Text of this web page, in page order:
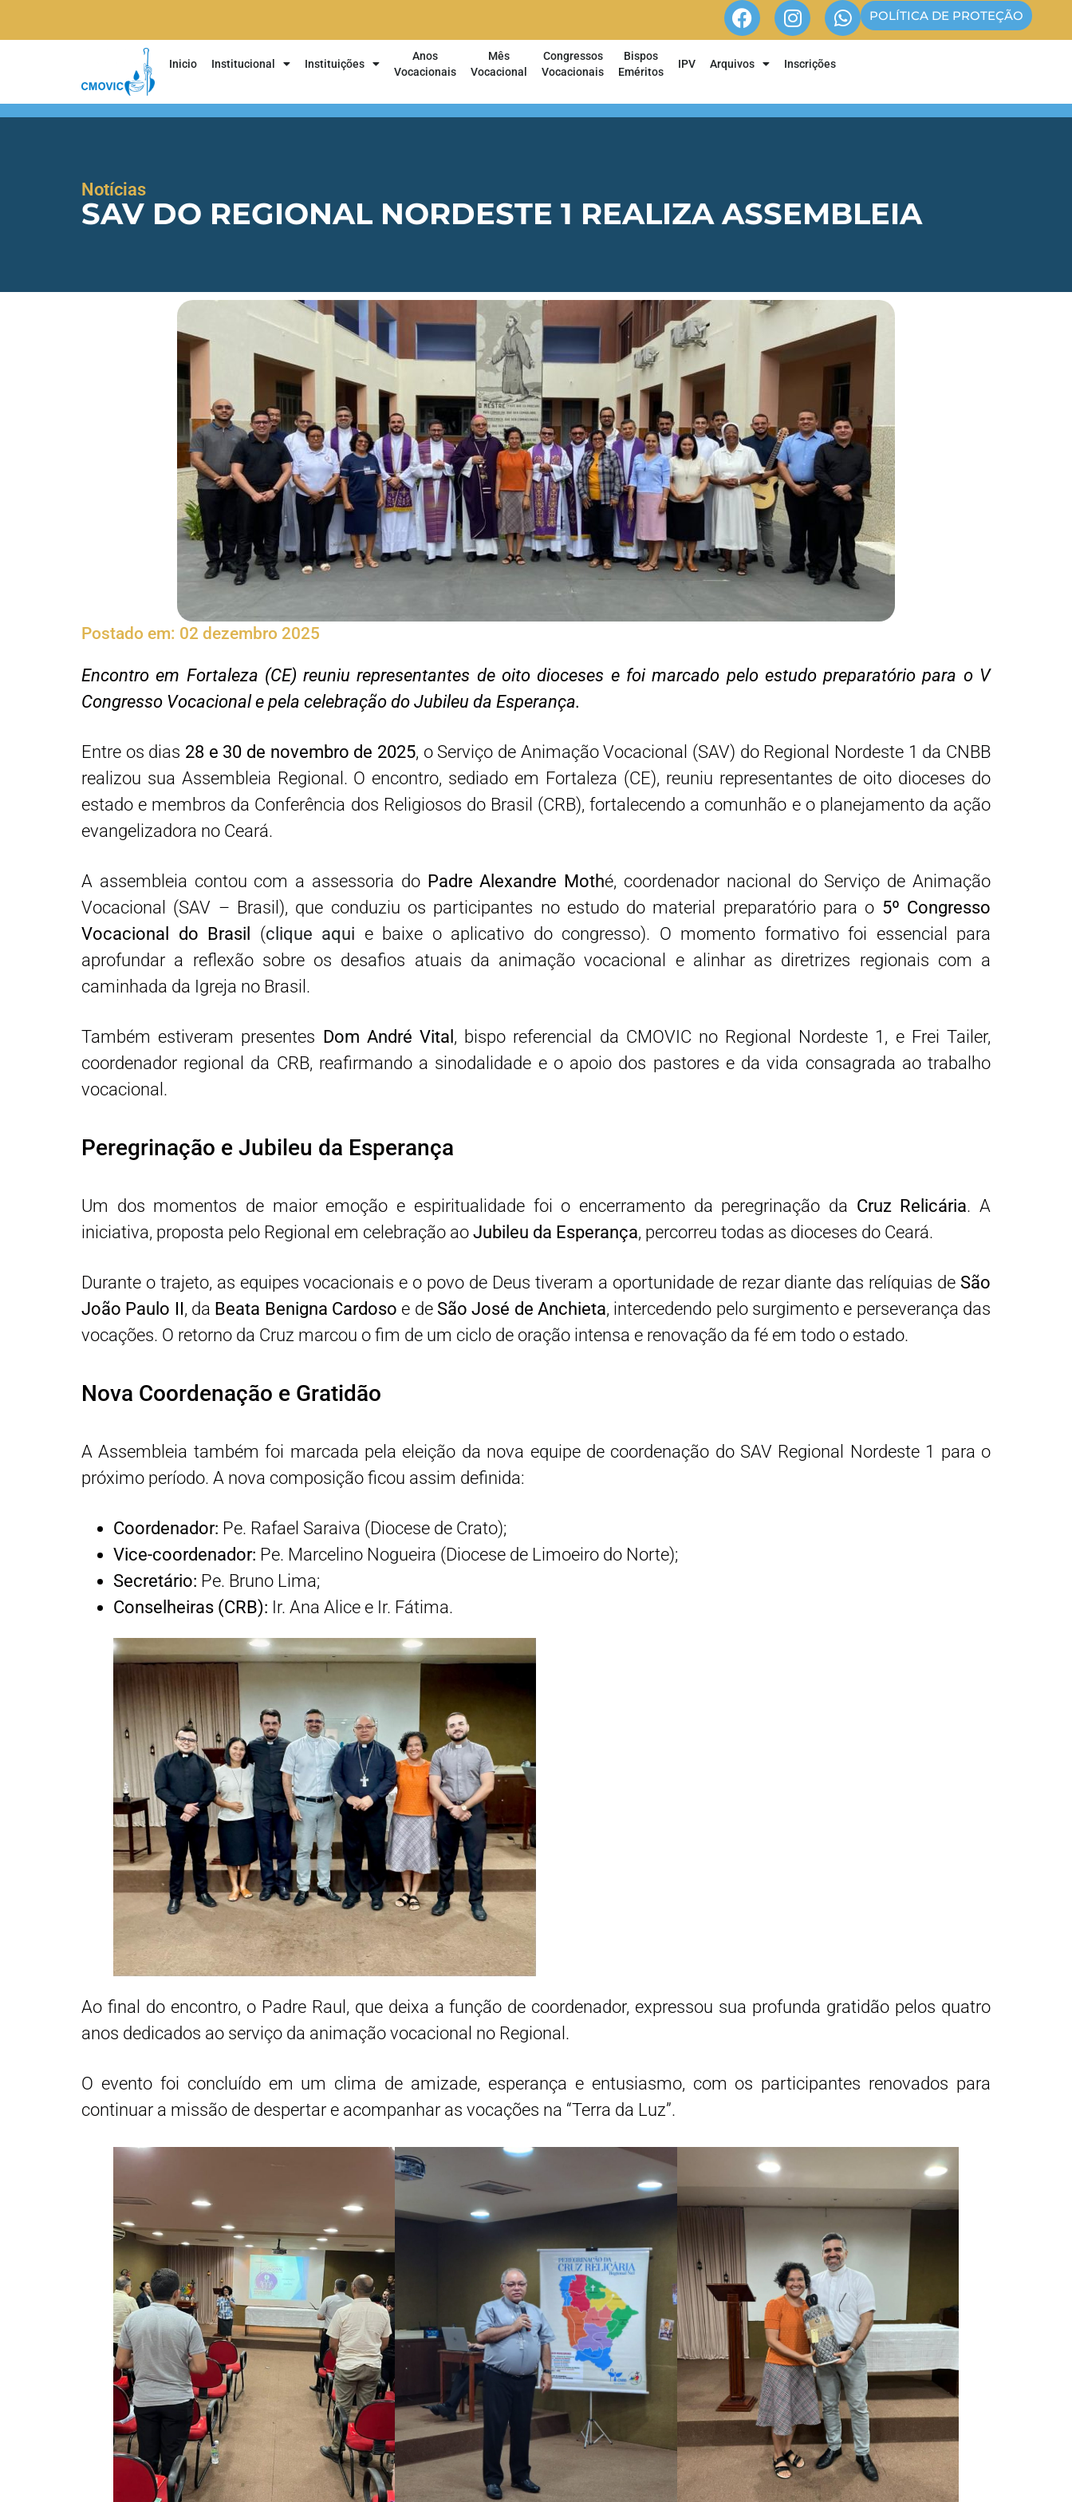
POLÍTICA DE PROTEÇÃO
Inicio Institucional Instituições
Anos
Vocacionais
Mês
Vocacional
Congressos
Vocacionais
Bispos
Eméritos
IPV Arquivos Inscrições
Notícias
SAV DO REGIONAL NORDESTE 1 REALIZA ASSEMBLEIA
Postado em: 02 dezembro 2025
Encontro em Fortaleza (CE) reuniu representantes de oito dioceses e foi marcado pelo estudo preparatório para o V
Congresso Vocacional e pela celebração do Jubileu da Esperança.
Entre os dias 28 e 30 de novembro de 2025, o Serviço de Animação Vocacional (SAV) do Regional Nordeste 1 da CNBB
realizou sua Assembleia Regional. O encontro, sediado em Fortaleza (CE), reuniu representantes de oito dioceses do
estado e membros da Conferência dos Religiosos do Brasil (CRB), fortalecendo a comunhão e o planejamento da ação
evangelizadora no Ceará.
A assembleia contou com a assessoria do Padre Alexandre Mothé, coordenador nacional do Serviço de Animação
Vocacional (SAV – Brasil), que conduziu os participantes no estudo do material preparatório para o 5º Congresso
Vocacional do Brasil
(clique aqui e baixe o aplicativo do congresso). O momento formativo foi essencial para
aprofundar a reflexão sobre os desafios atuais da animação vocacional e alinhar as diretrizes regionais com a
caminhada da Igreja no Brasil.
Também estiveram presentes Dom André Vital , bispo referencial da CMOVIC no Regional Nordeste 1, e Frei Tailer,
coordenador regional da CRB, reafirmando a sinodalidade e o apoio dos pastores e da vida consagrada ao trabalho
vocacional.
Peregrinação e Jubileu da Esperança
Um dos momentos de maior emoção e espiritualidade foi o encerramento da peregrinação da Cruz Relicária. A
iniciativa, proposta pelo Regional em celebração ao Jubileu da Esperança, percorreu todas as dioceses do Ceará.
Durante o trajeto, as equipes vocacionais e o povo de Deus tiveram a oportunidade de rezar diante das relíquias de São
João Paulo II, da Beata Benigna Cardoso e de São José de Anchieta, intercedendo pelo surgimento e perseverança das
vocações. O retorno da Cruz marcou o fim de um ciclo de oração intensa e renovação da fé em todo o estado.
Nova Coordenação e Gratidão
A Assembleia também foi marcada pela eleição da nova equipe de coordenação do SAV Regional Nordeste 1 para o
próximo período. A nova composição ficou assim definida:
Coordenador: Pe. Rafael Saraiva (Diocese de Crato);
Vice-coordenador: Pe. Marcelino Nogueira (Diocese de Limoeiro do Norte);
Secretário: Pe. Bruno Lima;
Conselheiras (CRB): Ir. Ana Alice e Ir. Fátima.
Ao final do encontro, o Padre Raul, que deixa a função de coordenador, expressou sua profunda gratidão pelos quatro
anos dedicados ao serviço da animação vocacional no Regional.
O evento foi concluído em um clima de amizade, esperança e entusiasmo, com os participantes renovados para
continuar a missão de despertar e acompanhar as vocações na “Terra da Luz”.